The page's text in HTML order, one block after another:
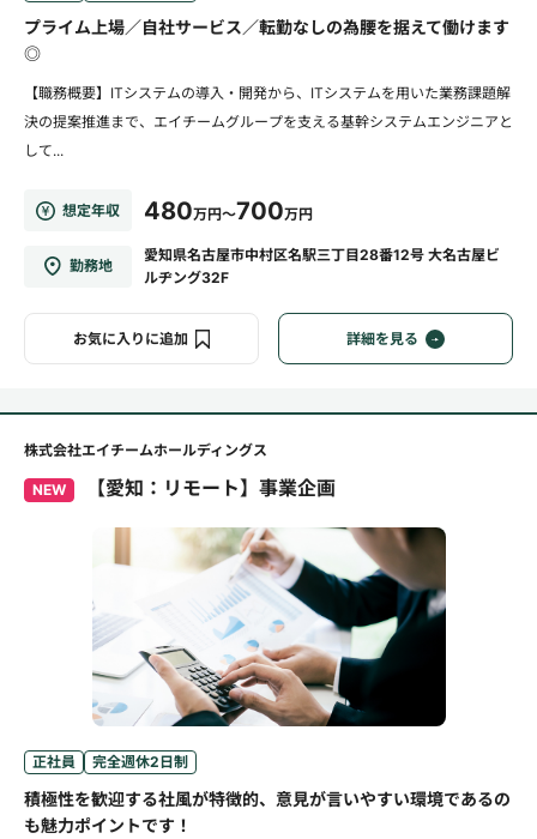
プライム上場／自社サービス／転勤なしの為腰を据えて働けます
◎
【職務概要】ITシステムの導入・開発から、ITシステムを用いた業務課題解
決の提案推進まで、エイチームグループを支える基幹システムエンジニアと
して...
想定年収 480万円～700万円
勤務地
愛知県名古屋市中村区名駅三丁目28番12号 大名古屋ビ
ルヂング32F
お気に入りに追加 詳細を見る
株式会社エイチームホールディングス
NEW 【愛知：リモート】事業企画
正社員 完全週休2日制
積極性を歓迎する社風が特徴的、意見が言いやすい環境であるの
も魅力ポイントです！